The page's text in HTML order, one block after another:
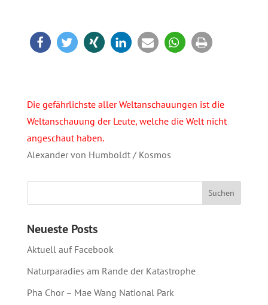
Die gefährlichste aller Weltanschauungen ist die
Weltanschauung der Leute, welche die Welt nicht
angeschaut haben.
Alexander von Humboldt / Kosmos
Neueste Posts
Aktuell auf Facebook
Naturparadies am Rande der Katastrophe
Pha Chor – Mae Wang National Park